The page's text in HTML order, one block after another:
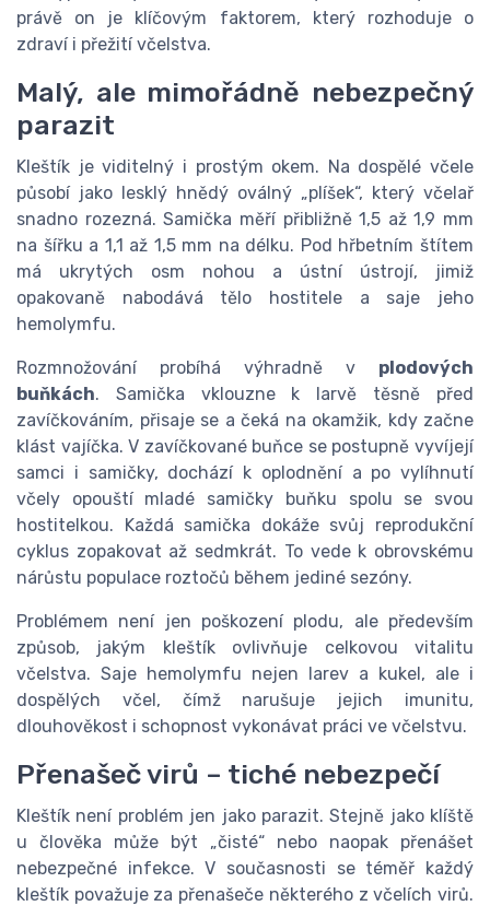
právě on je klíčovým faktorem, který rozhoduje o
zdraví i přežití včelstva.
Malý, ale mimořádně nebezpečný
parazit
Kleštík je viditelný i prostým okem. Na dospělé včele
působí jako lesklý hnědý oválný „plíšek“, který včelař
snadno rozezná. Samička měří přibližně 1,5 až 1,9 mm
na šířku a 1,1 až 1,5 mm na délku. Pod hřbetním štítem
má ukrytých osm nohou a ústní ústrojí, jimiž
opakovaně nabodává tělo hostitele a saje jeho
hemolymfu.
Rozmnožování probíhá výhradně v plodových
buňkách. Samička vklouzne k larvě těsně před
zavíčkováním, přisaje se a čeká na okamžik, kdy začne
klást vajíčka. V zavíčkované buňce se postupně vyvíjejí
samci i samičky, dochází k oplodnění a po vylíhnutí
včely opouští mladé samičky buňku spolu se svou
hostitelkou. Každá samička dokáže svůj reprodukční
cyklus zopakovat až sedmkrát. To vede k obrovskému
nárůstu populace roztočů během jediné sezóny.
Problémem není jen poškození plodu, ale především
způsob, jakým kleštík ovlivňuje celkovou vitalitu
včelstva. Saje hemolymfu nejen larev a kukel, ale i
dospělých včel, čímž narušuje jejich imunitu,
dlouhověkost i schopnost vykonávat práci ve včelstvu.
Přenašeč virů – tiché nebezpečí
Kleštík není problém jen jako parazit. Stejně jako klíště
u člověka může být „čisté“ nebo naopak přenášet
nebezpečné infekce. V současnosti se téměř každý
kleštík považuje za přenašeče některého z včelích virů.